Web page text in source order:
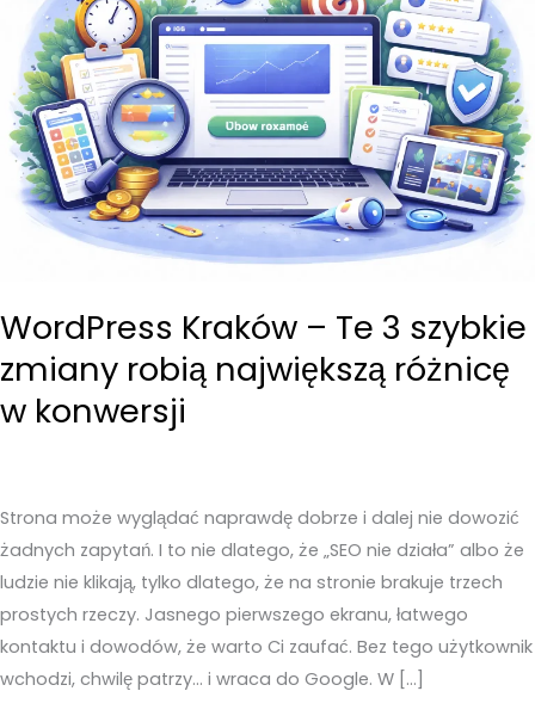
WordPress Kraków – Te 3 szybkie
zmiany robią największą różnicę
w konwersji
Strona może wyglądać naprawdę dobrze i dalej nie dowozić
żadnych zapytań. I to nie dlatego, że „SEO nie działa” albo że
ludzie nie klikają, tylko dlatego, że na stronie brakuje trzech
prostych rzeczy. Jasnego pierwszego ekranu, łatwego
kontaktu i dowodów, że warto Ci zaufać. Bez tego użytkownik
wchodzi, chwilę patrzy… i wraca do Google. W […]